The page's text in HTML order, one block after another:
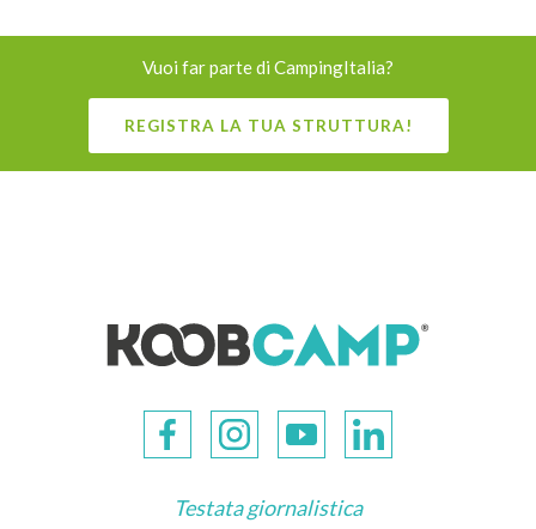
Vuoi far parte di CampingItalia?
REGISTRA LA TUA STRUTTURA!
Testata giornalistica